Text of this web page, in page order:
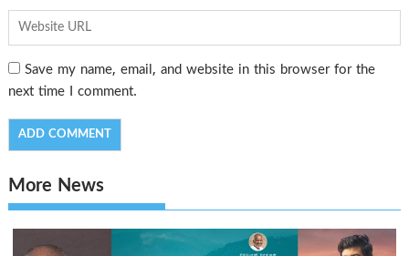
Save my name, email, and website in this browser for the
next time I comment.
More News